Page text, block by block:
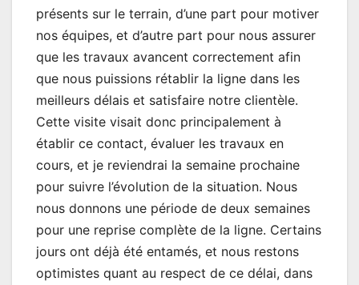
présents sur le terrain, d’une part pour motiver
nos équipes, et d’autre part pour nous assurer
que les travaux avancent correctement afin
que nous puissions rétablir la ligne dans les
meilleurs délais et satisfaire notre clientèle.
Cette visite visait donc principalement à
établir ce contact, évaluer les travaux en
cours, et je reviendrai la semaine prochaine
pour suivre l’évolution de la situation. Nous
nous donnons une période de deux semaines
pour une reprise complète de la ligne. Certains
jours ont déjà été entamés, et nous restons
optimistes quant au respect de ce délai, dans